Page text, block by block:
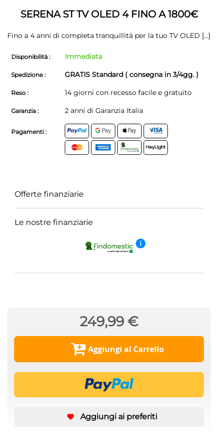
immagini
SERENA ST TV OLED 4 FINO A 1800€
Fino a 4 anni di completa tranquillità per la tuo TV OLED [...]
Disponibilità : Immediata
Spedizione : GRATIS Standard ( consegna in 3/4gg. )
Reso : 14 giorni con recesso facile e gratuito
Garanzia : 2 anni di Garanzia Italia
Pagamenti :
249,99 €
Aggiungi al Carrello
Aggiungi ai preferiti
Offerte finanziarie
Le nostre finanziarie
i